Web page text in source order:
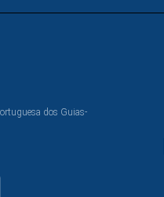
dos Guias-